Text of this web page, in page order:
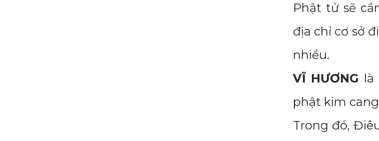
Phật tử sẽ
địa chỉ cơ sở
nhiều.
VĨ HƯƠNG là
phật kim
Trong đó,